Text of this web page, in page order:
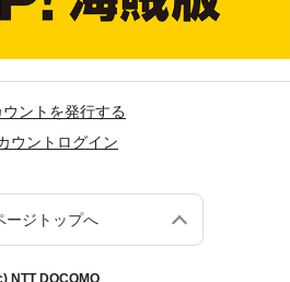
ントを発行する
ウントログイン
ージトップへ